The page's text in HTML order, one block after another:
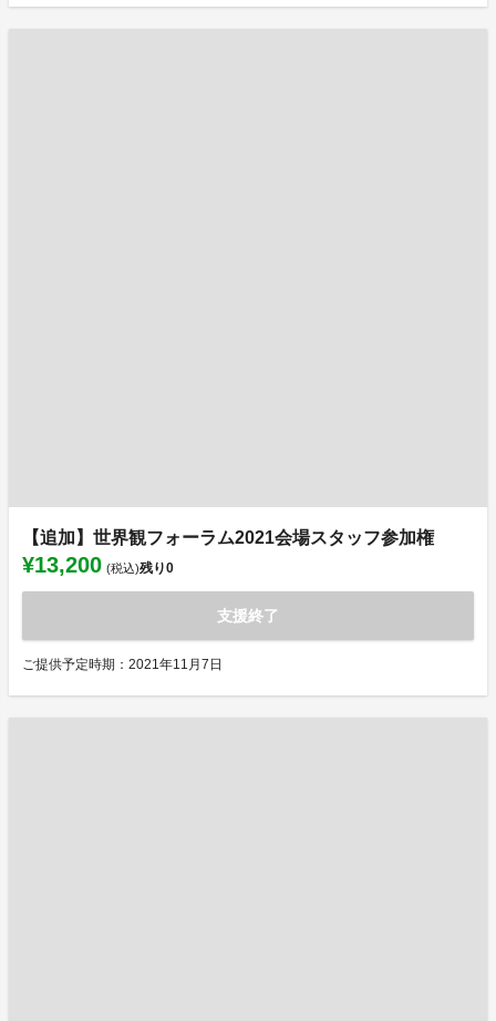
【追加】世界観フォーラム2021会場スタッフ参加権
¥13,200 (税込)残り0
支援終了
ご提供予定時期：2021年11月7日